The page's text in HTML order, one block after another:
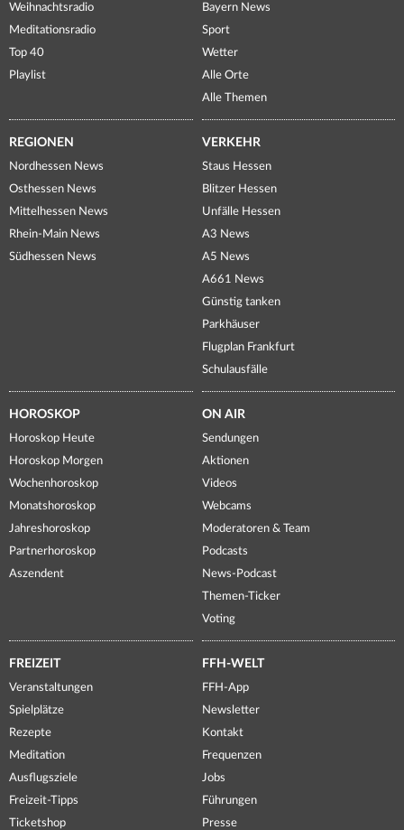
Weihnachtsradio
Meditationsradio
Top 40
Playlist
Bayern News
Sport
Wetter
Alle Orte
Alle Themen
REGIONEN
Nordhessen News
Osthessen News
Mittelhessen News
Rhein-Main News
Südhessen News
VERKEHR
Staus Hessen
Blitzer Hessen
Unfälle Hessen
A3 News
A5 News
A661 News
Günstig tanken
Parkhäuser
Flugplan Frankfurt
Schulausfälle
HOROSKOP
Horoskop Heute
Horoskop Morgen
Wochenhoroskop
Monatshoroskop
Jahreshoroskop
Partnerhoroskop
Aszendent
ON AIR
Sendungen
Aktionen
Videos
Webcams
Moderatoren & Team
Podcasts
News-Podcast
Themen-Ticker
Voting
FREIZEIT
Veranstaltungen
Spielplätze
Rezepte
Meditation
Ausflugsziele
Freizeit-Tipps
Ticketshop
FFH-WELT
FFH-App
Newsletter
Kontakt
Frequenzen
Jobs
Führungen
Presse